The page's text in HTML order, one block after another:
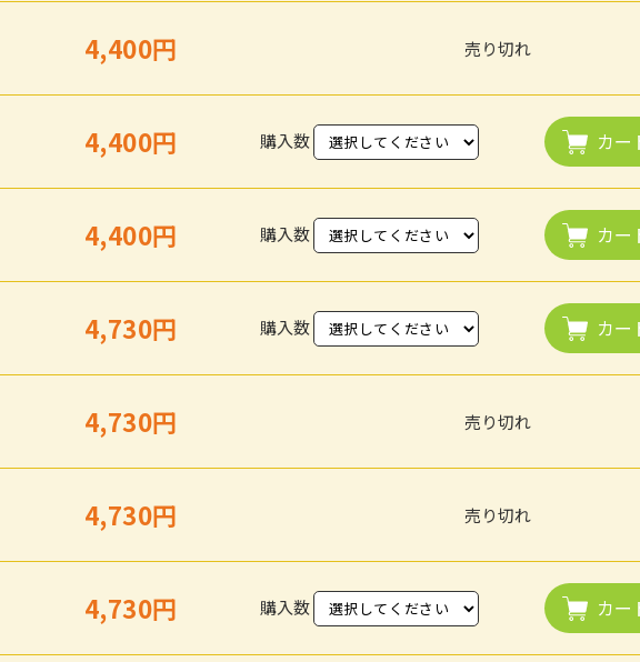
4,400円 売り切れ
4,400円 購入数 カー
4,400円 購入数 カー
4,730円 購入数 カー
4,730円 売り切れ
4,730円 売り切れ
4,730円 購入数 カー